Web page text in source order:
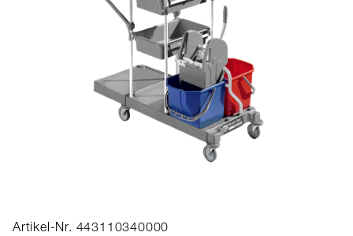
Artikel-Nr. 443110340000